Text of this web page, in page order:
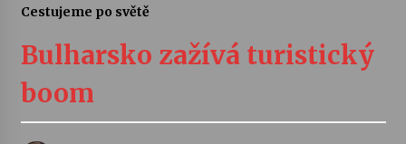
Sukuba Ensemble
Vernisáž výstavy Josefíny Duškové: Stávám se
Cestujeme po světě
Bulharsko zažívá turistický
boom